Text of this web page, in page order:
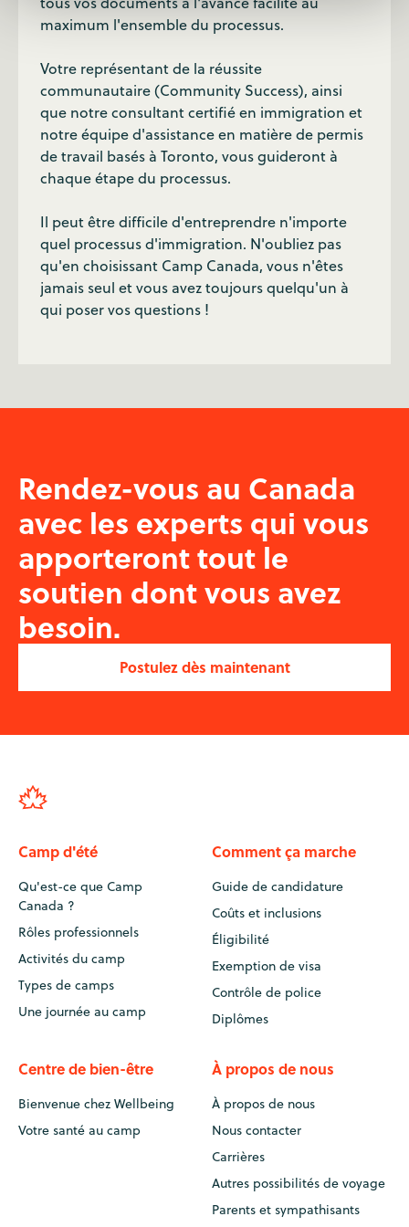
maximum l'ensemble du processus.
Votre représentant de la réussite
communautaire (Community Success), ainsi
que notre consultant certifié en immigration et
notre équipe d'assistance en matière de permis
de travail basés à Toronto, vous guideront à
chaque étape du processus.
Il peut être difficile d'entreprendre n'importe
quel processus d'immigration. N'oubliez pas
qu'en choisissant Camp Canada, vous n'êtes
jamais seul et vous avez toujours quelqu'un à
qui poser vos questions !
Rendez-vous au Canada
avec les experts qui vous
apporteront tout le
soutien dont vous avez
besoin.
Postulez dès maintenant
Camp d'été
Qu'est-ce que Camp
Canada ?
Rôles professionnels
Activités du camp
Types de camps
Une journée au camp
Comment ça marche
Guide de candidature
Coûts et inclusions
Éligibilité
Exemption de visa
Contrôle de police
Diplômes
Centre de bien-être
Bienvenue chez Wellbeing
Votre santé au camp
À propos de nous
À propos de nous
Nous contacter
Carrières
Autres possibilités de voyage
Parents et sympathisants